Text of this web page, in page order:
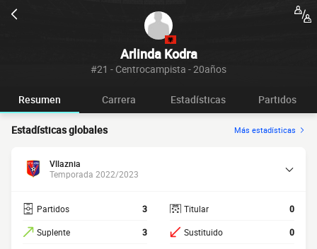
Arlinda Kodra
#21 - Centrocampista - 20años
Resumen Carrera Estadísticas Partidos
Estadísticas globales Más estadísticas
Vllaznia
Temporada 2022/2023
Partidos 3
Suplente 3
Titular 0
Sustituido 0